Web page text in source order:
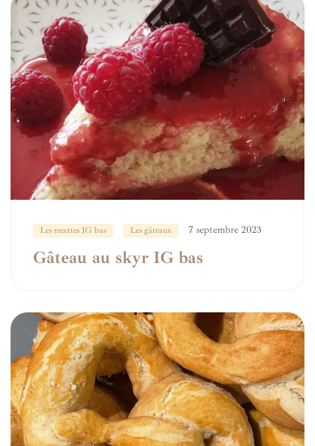
Les recettes IG bas Les gâteaux 7 septembre 2023
Gâteau au skyr IG bas